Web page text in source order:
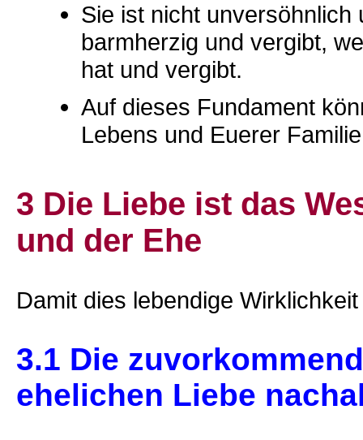
Sie ist nicht
barmherzig und vergibt,
hat und vergibt.
Auf dieses Fundament
Lebens und Euerer
3 Die Liebe ist das
und der Ehe
Damit dies lebendige
3.1 Die
ehelichen Liebe